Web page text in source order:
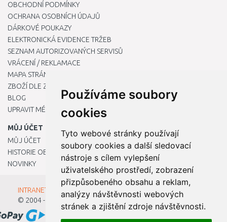
Používáme soubory
cookies
Tyto webové stránky používají
soubory cookies a další sledovací
nástroje s cílem vylepšení
uživatelského prostředí, zobrazení
přizpůsobeného obsahu a reklam,
analýzy návštěvnosti webových
stránek a zjištění zdroje návštěvnosti.
OBCHODNÍ PODMÍNKY
OCHRANA OSOBNÍCH ÚDAJŮ
DÁRKOVÉ POUKAZY
ELEKTRONICKÁ EVIDENCE TRŽEB
SEZNAM AUTORIZOVANÝCH SERVISŮ
VRÁCENÍ / REKLAMACE
MAPA STRÁNKY
ZBOŽÍ DLE ZNAČEK
BLOG
UPRAVIT MÉ PŘEDVOLBY COOKIES
MŮJ ÚČET
MŮJ ÚČET
HISTORIE OBJEDNÁVEK
NOVINKY
INTRANET - Přihlášení pro zaměstnance
© 2004 - 2026
Kamody s.r.o.